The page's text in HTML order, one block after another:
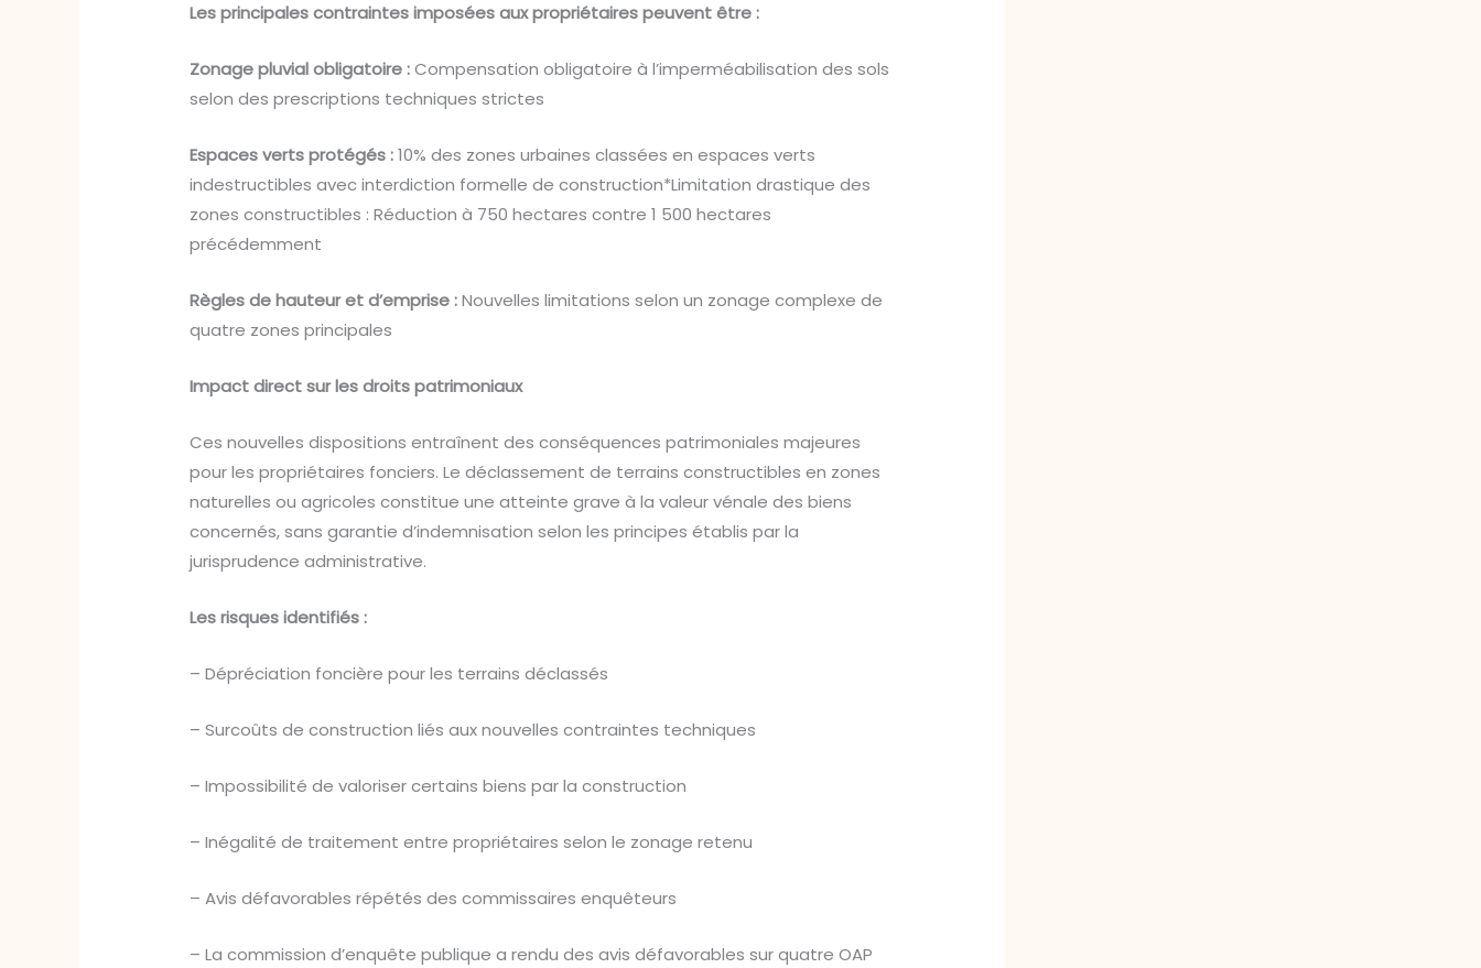
Les principales contraintes imposées aux propriétaires peuvent être :
Zonage pluvial obligatoire :Compensation obligatoire à l’imperméabilisation des sols
selon des prescriptions techniques strictes
Espaces verts protégés :10% des zones urbaines classées en espaces verts
indestructibles avec interdiction formelle de construction*Limitation drastique des
zones constructibles : Réduction à 750 hectares contre 1 500 hectares
précédemment
Règles de hauteur et d’emprise :Nouvelles limitations selon un zonage complexe de
quatre zones principales
Impact direct sur les droits patrimoniaux
Ces nouvelles dispositions entraînent des conséquences patrimoniales majeures
pour les propriétaires fonciers. Le déclassement de terrains constructibles en zones
naturelles ou agricoles constitue une atteinte grave à la valeur vénale des biens
concernés, sans garantie d’indemnisation selon les principes établis par la
jurisprudence administrative.
Les risques identifiés :
– Dépréciation foncière pour les terrains déclassés
– Surcoûts de construction liés aux nouvelles contraintes techniques
– Impossibilité de valoriser certains biens par la construction
– Inégalité de traitement entre propriétaires selon le zonage retenu
– Avis défavorables répétés des commissaires enquêteurs
– La commission d’enquête publique a rendu des avis défavorables sur quatre OAP